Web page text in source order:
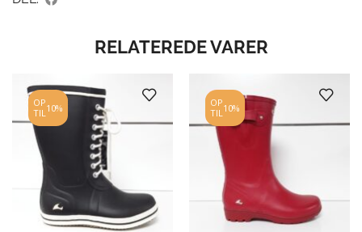
RELATEREDE VARER
OP
TIL10%
OP
TIL10%